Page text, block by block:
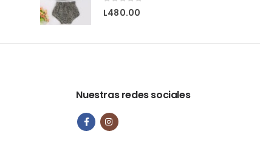
out of 5
L480.00
Nuestras redes sociales